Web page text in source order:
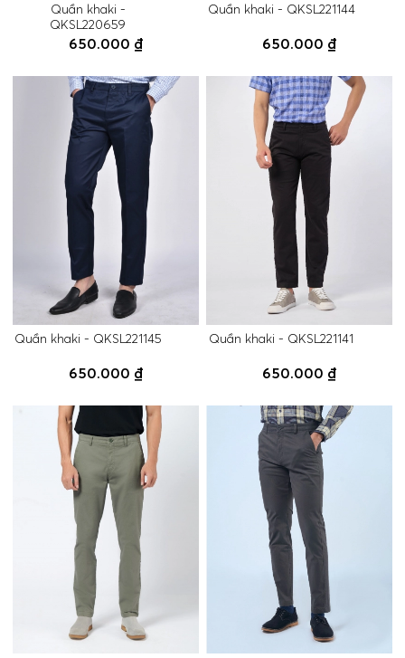
Quần khaki -
QKSL220659
650.000 ₫
Quần khaki - QKSL221144
650.000 ₫
Quần khaki - QKSL221145
650.000 ₫
Quần khaki - QKSL221141
650.000 ₫